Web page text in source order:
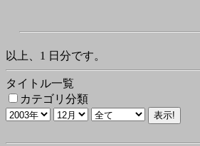
以上、1 日分です。
タイトル一覧
カテゴリ分類